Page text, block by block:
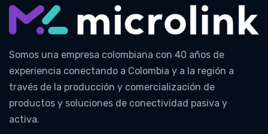
Somos una empresa colombiana con 40 años de
experiencia conectando a Colombia y a la región a
través de la producción y comercialización de
productos y soluciones de conectividad pasiva y
activa.